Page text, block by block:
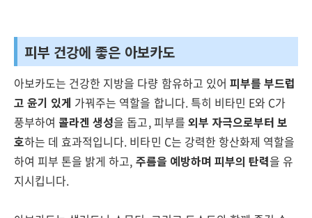
피부 건강에 좋은 아보카도
아보카도는 건강한 지방을 다량 함유하고 있어 피부를 부드럽
고 윤기 있게 가꿔주는 역할을 합니다. 특히 비타민 E와 C가
풍부하여 콜라겐 생성을 돕고, 피부를 외부 자극으로부터 보
호하는 데 효과적입니다. 비타민 C는 강력한 항산화제 역할을
하여 피부 톤을 밝게 하고, 주름을 예방하며 피부의 탄력을 유
지시킵니다.